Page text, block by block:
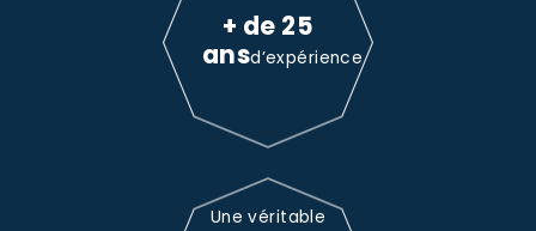
+ de 25
ansd’expérience
Une véritable